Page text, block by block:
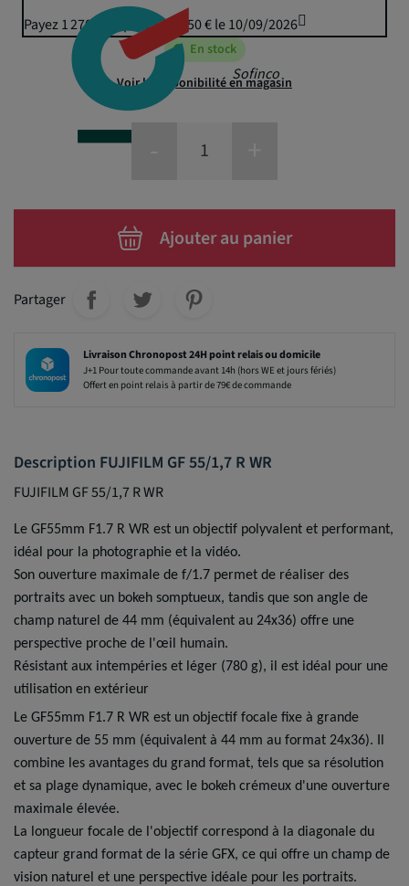
Sofinco
Payez 1 270,99 € puis 1 249,50 € le 10/09/2026
En stock
Voir la disponibilité en magasin
Ajouter au panier
Partager
Livraison Chronopost 24H point relais ou domicile
J+1 Pour toute commande avant 14h (hors WE et jours fériés)
Offert en point relais à partir de 79€ de commande
Description FUJIFILM GF 55/1,7 R WR
FUJIFILM GF 55/1,7 R WR
Le GF55mm F1.7 R WR est un objectif polyvalent et performant,
idéal pour la photographie et la vidéo.
Son ouverture maximale de f/1.7 permet de réaliser des
portraits avec un bokeh somptueux, tandis que son angle de
champ naturel de 44 mm (équivalent au 24x36) offre une
perspective proche de l'œil humain.
Résistant aux intempéries et léger (780 g), il est idéal pour une
utilisation en extérieur
Le GF55mm F1.7 R WR est un objectif focale fixe à grande
ouverture de 55 mm (équivalent à 44 mm au format 24x36). Il
combine les avantages du grand format, tels que sa résolution
et sa plage dynamique, avec le bokeh crémeux d'une ouverture
maximale élevée.
La longueur focale de l'objectif correspond à la diagonale du
capteur grand format de la série GFX, ce qui offre un champ de
vision naturel et une perspective idéale pour les portraits.